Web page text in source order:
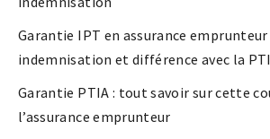
Garantie IPT en assurance emprunteur
indemnisation et différence avec la
Garantie PTIA : tout savoir sur cette
l’assurance emprunteur